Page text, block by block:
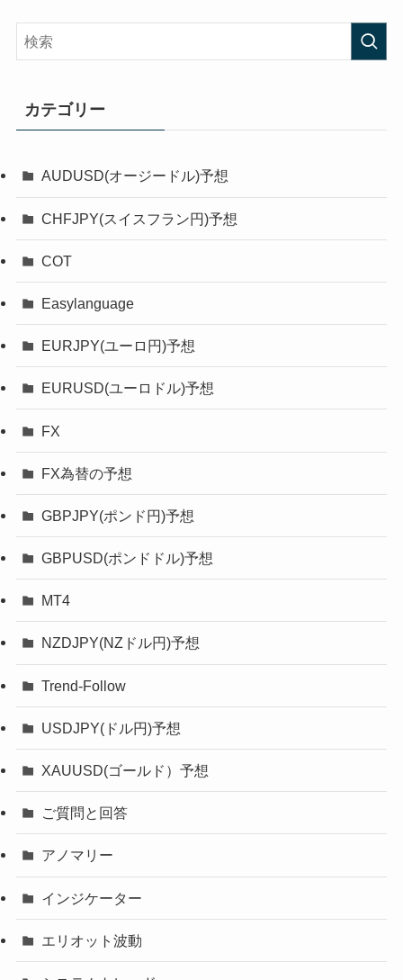
カテゴリー
AUDUSD(オージードル)予想
CHFJPY(スイスフラン円)予想
COT
Easylanguage
EURJPY(ユーロ円)予想
EURUSD(ユーロドル)予想
FX
FX為替の予想
GBPJPY(ポンド円)予想
GBPUSD(ポンドドル)予想
MT4
NZDJPY(NZドル円)予想
Trend-Follow
USDJPY(ドル円)予想
XAUUSD(ゴールド）予想
ご質問と回答
アノマリー
インジケーター
エリオット波動